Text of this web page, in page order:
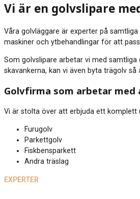
Vi är en golvslipare
Våra golvläggare är experter på
maskiner och ytbehandlingar för att
Som golvslipare arbetar vi med
skavankerna, kan vi även byta trägolv
Golvfirma som arbetar
Vi är stolta över att erbjuda ett komplett
Furugolv
Parkettgolv
Fiskbensparkett
Andra träslag
EXPERTER